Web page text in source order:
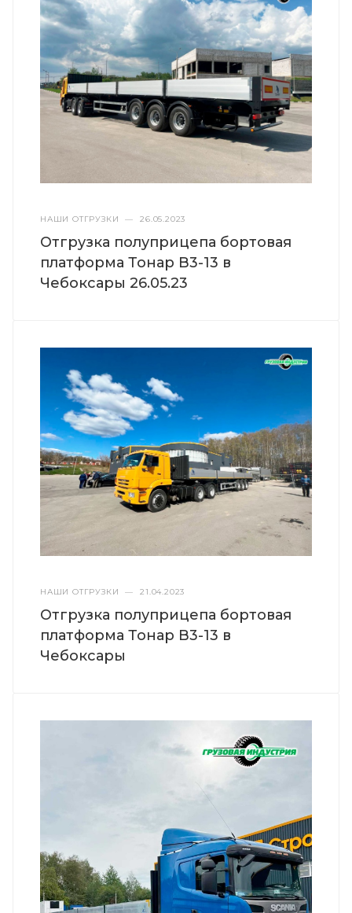
НАШИ ОТГРУЗКИ — 26.05.2023
Отгрузка полуприцепа бортовая
платформа Тонар B3-13 в
Чебоксары 26.05.23
НАШИ ОТГРУЗКИ — 21.04.2023
Отгрузка полуприцепа бортовая
платформа Тонар B3-13 в
Чебоксары